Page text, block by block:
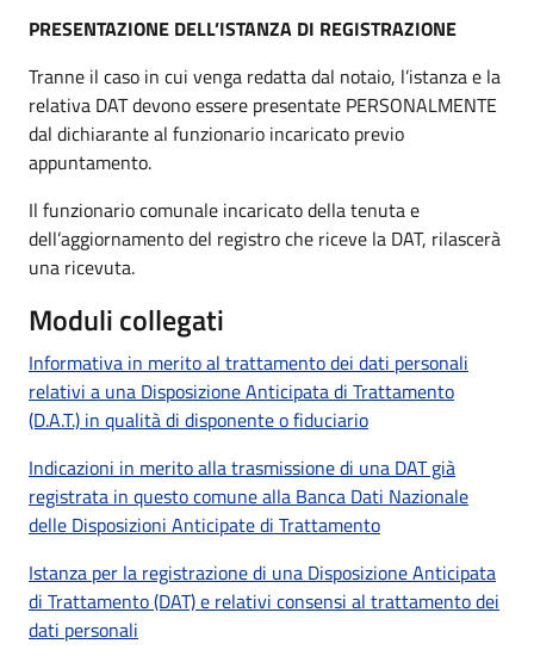
PRESENTAZIONE DELL’ISTANZA DI REGISTRAZIONE
Tranne il caso in cui venga redatta dal notaio, l’istanza e la
relativa DAT devono essere presentate PERSONALMENTE
dal dichiarante al funzionario incaricato previo
appuntamento.
Il funzionario comunale incaricato della tenuta e
dell’aggiornamento del registro che riceve la DAT, rilascerà
una ricevuta.
Moduli collegati
Informativa in merito al trattamento dei dati personali
relativi a una Disposizione Anticipata di Trattamento
(D.A.T.) in qualità di disponente o fiduciario
Indicazioni in merito alla trasmissione di una DAT già
registrata in questo comune alla Banca Dati Nazionale
delle Disposizioni Anticipate di Trattamento
Istanza per la registrazione di una Disposizione Anticipata
di Trattamento (DAT) e relativi consensi al trattamento dei
dati personali